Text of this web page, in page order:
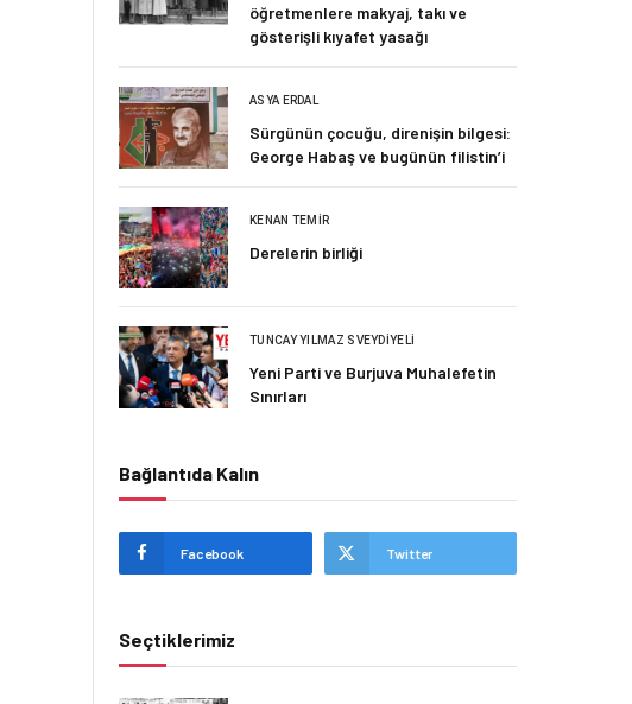
öğretmenlere makyaj, takı ve
gösterişli kıyafet yasağı
ASYA ERDAL
Sürgünün çocuğu, direnişin bilgesi:
George Habaş ve bugünün filistin’i
KENAN TEMIR
Derelerin birliği
TUNCAY YILMAZ SVEYDIYELI
Yeni Parti ve Burjuva Muhalefetin
Sınırları
Bağlantıda Kalın
Facebook Twitter
Seçtiklerimiz